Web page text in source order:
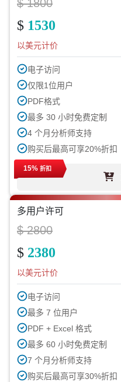
$ 1800
$ 1530
以美元计价
电子访问
仅限1位用户
PDF格式
最多 30 小时免费定制
4 个月分析师支持
购买后最高可享20%折扣
15% 折扣
多用户许可
$ 2800
$ 2380
以美元计价
电子访问
最多 7 位用户
PDF + Excel 格式
最多 60 小时免费定制
7 个月分析师支持
购买后最高可享30%折扣